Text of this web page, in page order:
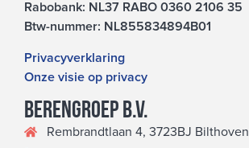
Rabobank: NL37 RABO 0360 2106 35
Btw-nummer: NL855834894B01
Privacyverklaring
Onze visie op privacy
Berengroep b.v.
Rembrandtlaan 4, 3723BJ Bilthoven